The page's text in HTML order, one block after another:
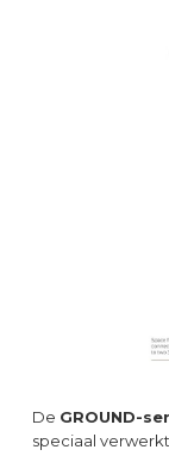
De GROUND-
speciaal